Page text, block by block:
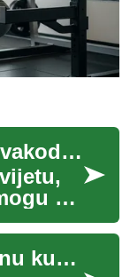
Kako pojednostaviti svakodnevne izazove
se
od
do
Savjeti za međunarodnu kupnju zemljišta